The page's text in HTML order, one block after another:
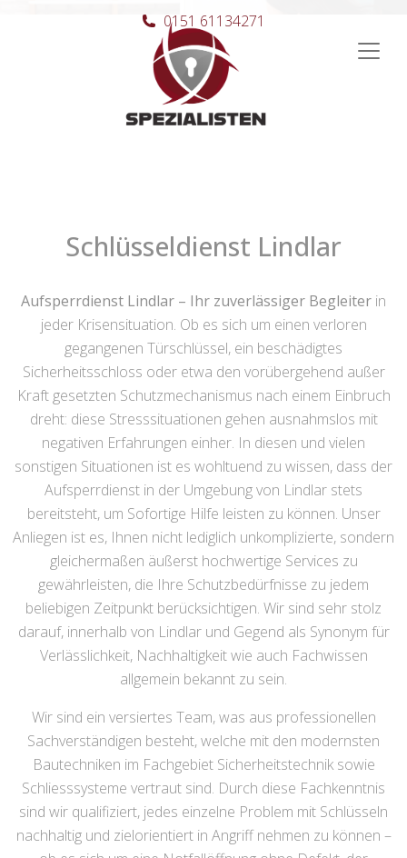
Hauptnavigation
0151 61134271
Schlüsseldienst Lindlar
Aufsperrdienst Lindlar – Ihr zuverlässiger Begleiter in
jeder Krisensituation. Ob es sich um einen verloren
gegangenen Türschlüssel, ein beschädigtes
Sicherheitsschloss oder etwa den vorübergehend außer
Kraft gesetzten Schutzmechanismus nach einem Einbruch
dreht: diese Stresssituationen gehen ausnahmslos mit
negativen Erfahrungen einher. In diesen und vielen
sonstigen Situationen ist es wohltuend zu wissen, dass der
Aufsperrdienst in der Umgebung von Lindlar stets
bereitsteht, um Sofortige Hilfe leisten zu können. Unser
Anliegen ist es, Ihnen nicht lediglich unkomplizierte, sondern
gleichermaßen äußerst hochwertige Services zu
gewährleisten, die Ihre Schutzbedürfnisse zu jedem
beliebigen Zeitpunkt berücksichtigen. Wir sind sehr stolz
darauf, innerhalb von Lindlar und Gegend als Synonym für
Verlässlichkeit, Nachhaltigkeit wie auch Fachwissen
allgemein bekannt zu sein.
Wir sind ein versiertes Team, was aus professionellen
Sachverständigen besteht, welche mit den modernsten
Bautechniken im Fachgebiet Sicherheitstechnik sowie
Schliesssysteme vertraut sind. Durch diese Fachkenntnis
sind wir qualifiziert, jedes einzelne Problem mit Schlüsseln
nachhaltig und zielorientiert in Angriff nehmen zu können –